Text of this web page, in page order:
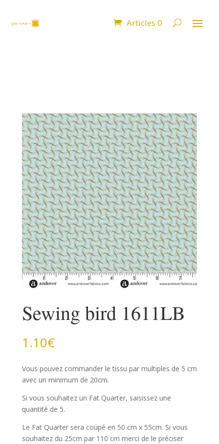
Articles 0
Sewing bird 1611LB
1.10€
Vous pouvez commander le tissu par multiples de 5 cm
avec un minimum de 20cm.
Si vous souhaitez un Fat Quarter, saisissez une
quantité de 5.
Le Fat Quarter sera coupé en 50 cm x 55cm. Si vous
souhaitez du 25cm par 110 cm merci de le préciser